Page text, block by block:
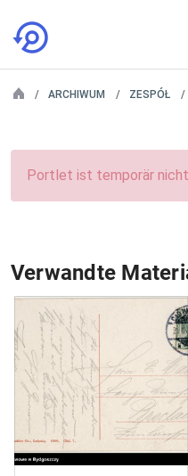
ARCHIWUM ZESPÓŁ
Portlet ist temporär nicht
Verwandte